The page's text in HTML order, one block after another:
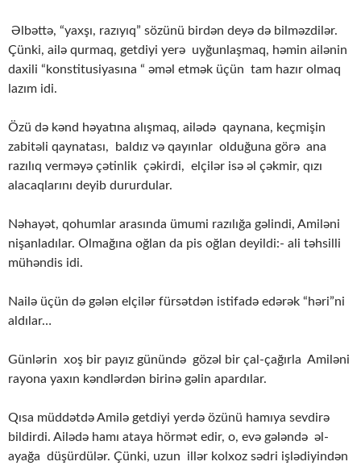
Əlbəttə, “yaxşı, razıyıq” sözünü birdən deyə də bilməzdilər.
Çünki, ailə qurmaq, getdiyi yerə uyğunlaşmaq, həmin ailənin
daxili “konstitusiyasına “ əməl etmək üçün tam hazır olmaq
lazım idi.
Özü də kənd həyatına alışmaq, ailədə qaynana, keçmişin
zabitəli qaynatası, baldız və qayınlar olduğuna görə ana
razılıq verməyə çətinlik çəkirdi, elçilər isə əl çəkmir, qızı
alacaqlarını deyib dururdular.
Nəhayət, qohumlar arasında ümumi razılığa gəlindi, Amiləni
nişanladılar. Olmağına oğlan da pis oğlan deyildi:- ali təhsilli
mühəndis idi.
Nailə üçün də gələn elçilər fürsətdən istifadə edərək “həri”ni
aldılar…
Günlərin xoş bir payız günündə gözəl bir çal-çağırla Amiləni
rayona yaxın kəndlərdən birinə gəlin apardılar.
Qısa müddətdə Amilə getdiyi yerdə özünü hamıya sevdirə
bildirdi. Ailədə hamı ataya hörmət edir, o, evə gələndə əl-
ayağa düşürdülər. Çünki, uzun illər kolxoz sədri işlədiyindən